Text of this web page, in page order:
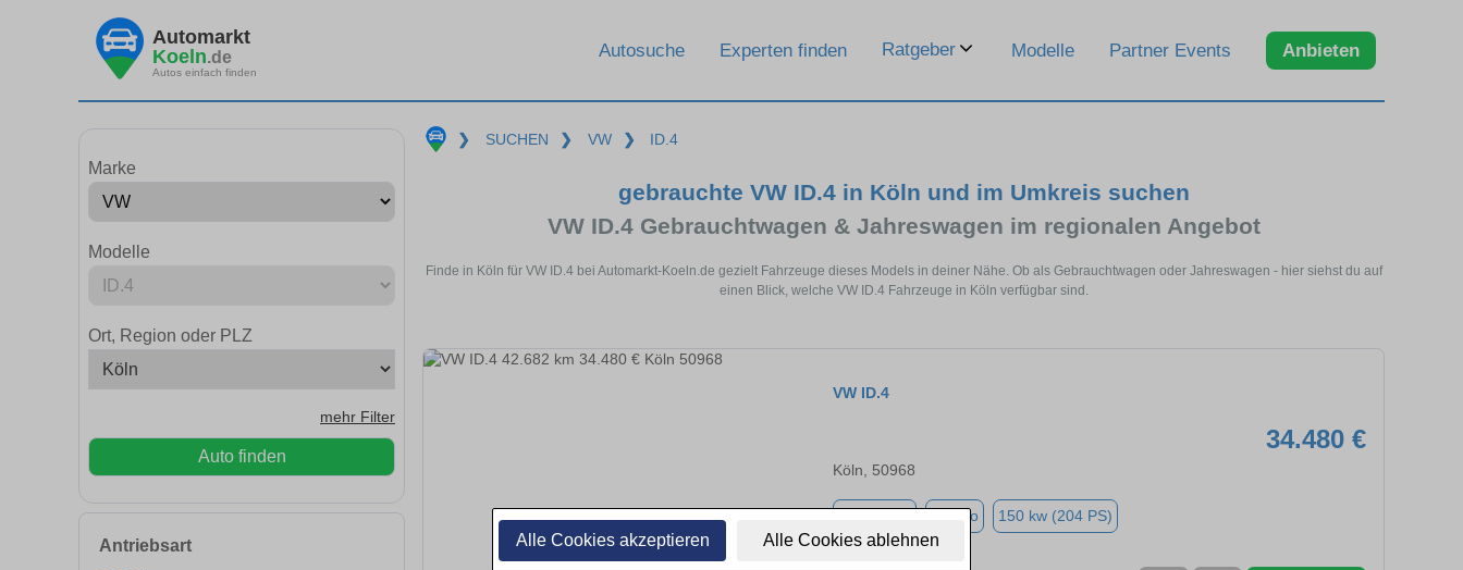
Alle Cookies akzeptieren Alle Cookies ablehnen
Automarkt
Koeln.de
Autos einfach finden
Autosuche Experten finden Ratgeber Modelle Partner Events Anbieten
Marke
Modelle
Ort, Region oder PLZ
mehr Filter
Auto finden
Antriebsart
❯ SUCHEN ❯ VW ❯ ID.4
gebrauchte VW ID.4 in Köln und im Umkreis suchen
VW ID.4 Gebrauchtwagen & Jahreswagen im regionalen Angebot
Finde in Köln für VW ID.4 bei Automarkt-Koeln.de gezielt Fahrzeuge dieses Models in deiner Nähe. Ob als Gebrauchtwagen oder Jahreswagen - hier siehst du auf
einen Blick, welche VW ID.4 Fahrzeuge in Köln verfügbar sind.
VW ID.4
34.480 €
Köln, 50968
Elektro 150 kw (204 PS)